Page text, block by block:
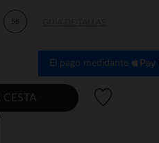
56
El pago medidante